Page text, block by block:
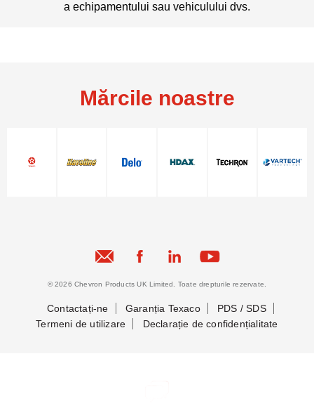
a echipamentului sau vehiculului dvs.
Mărcile noastre
© 2026 Chevron Products UK Limited. Toate drepturile rezervate.
Contactați-ne Garanția Texaco
PDS / SDS
Termeni de utilizare
Declarație de confidențialitate